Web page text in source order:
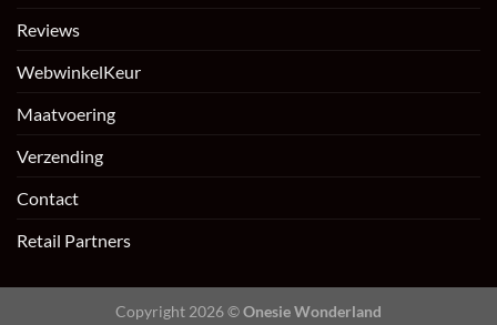
Reviews
WebwinkelKeur
Maatvoering
Verzending
Contact
Retail Partners
Copyright 2026 ©Onesie Wonderland